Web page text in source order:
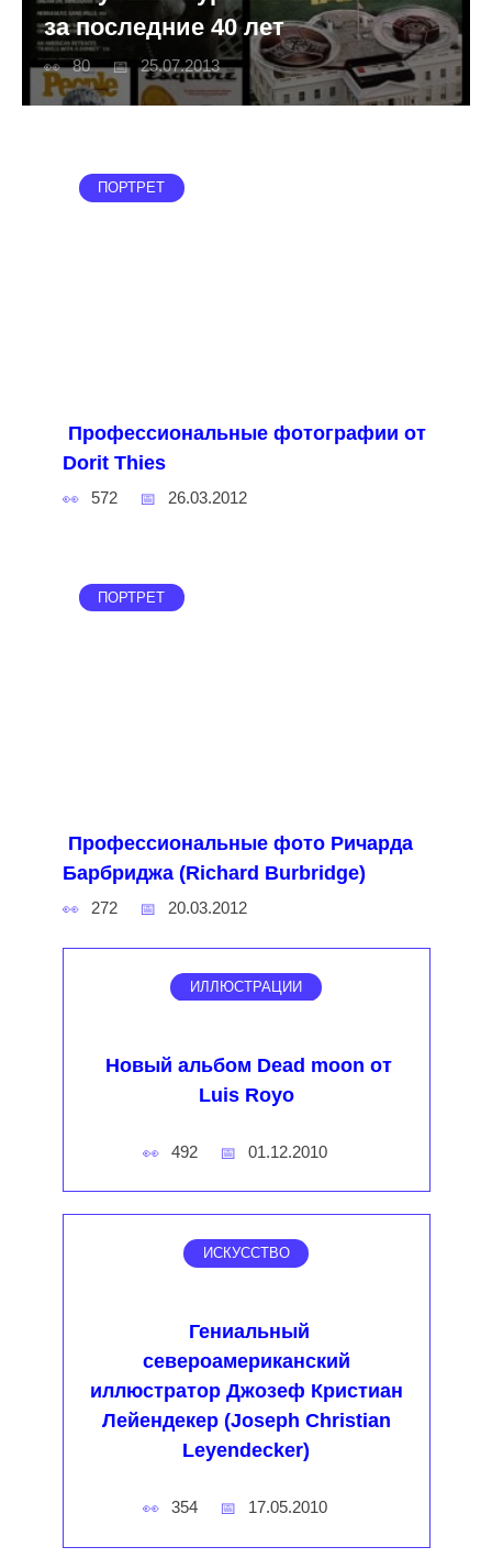
за последние 40 лет
80 25.07.2013
ПОРТРЕТ
Профессиональные фотографии от
Dorit Thies
572 26.03.2012
ПОРТРЕТ
Профессиональные фото Ричарда
Барбриджа (Richard Burbridge)
272 20.03.2012
ИЛЛЮСТРАЦИИ
Новый альбом Dead moon от
Luis Royo
492 01.12.2010
ИСКУССТВО
Гениальный
североамериканский
иллюстратор Джозеф Кристиан
Лейендекер (Joseph Christian
Leyendecker)
354 17.05.2010